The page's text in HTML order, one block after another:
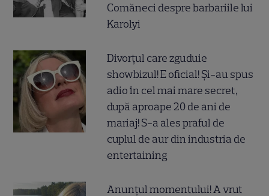
Comăneci despre barbariile lui
Karolyi
Divorțul care zguduie
showbizul! E oficial! Și-au spus
adio în cel mai mare secret,
după aproape 20 de ani de
mariaj! S-a ales praful de
cuplul de aur din industria de
entertaining
Anunțul momentului! A vrut